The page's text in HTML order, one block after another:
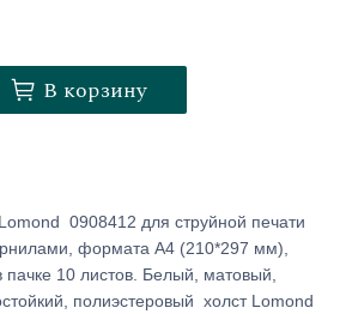
В корзину
0908412 для струйной печати
, формата А4 (210*297 мм),
пачке 10 листов. Белый, матовый,
полиэстеровый холст Lomond